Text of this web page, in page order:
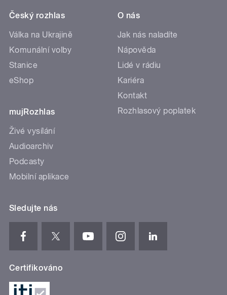
Český rozhlas
Válka na Ukrajině
Komunální volby
Stanice
eShop
mujRozhlas
Živé vysílání
Audioarchiv
Podcasty
Mobilní aplikace
O nás
Jak nás naladíte
Nápověda
Lidé v rádiu
Kariéra
Kontakt
Rozhlasový poplatek
Sledujte nás
Certifikováno